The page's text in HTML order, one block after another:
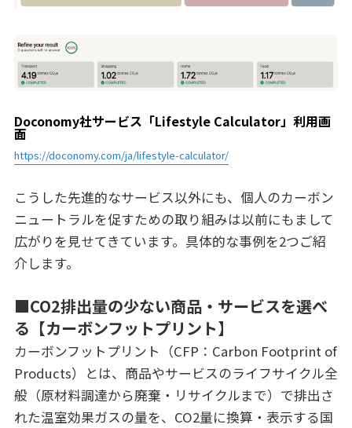
Doconomy社サービス「Lifestyle Calculator」利用画
面
https://doconomy.com/ja/lifestyle-calculator/
こうした先進的なサービス以外にも、個人のカーボン
ニュートラルを促すための取り組みは以前にもまして
広がりを見せてきています。具体的な事例を2つご紹
介します。
■CO2排出量の少ない商品・サービスを選べ
る【カーボンフットプリント】
カーボンフットプリント（CFP：Carbon Footprint of
Products）とは、商品やサービスのライフサイクル全
般（原材料調達から廃棄・リサイクルまで）で排出さ
れた温室効果ガスの量を、CO2量に換算・表示する国